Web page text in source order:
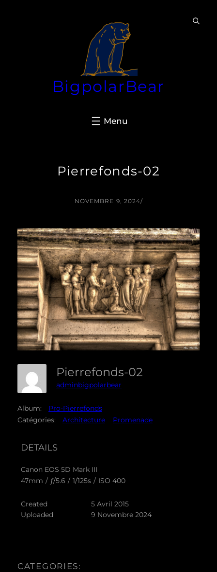
BigpolarBear
Pierrefonds-02
NOVEMBRE 9, 2024/
Pierrefonds-02
adminbigpolarbear
Album:
Pro-Pierrefonds
Catégories:
Architecture Promenade
DETAILS
Canon EOS 5D Mark III
47mm / ƒ/5.6 / 1/125s / ISO 400
Created
5 Avril 2015
Uploaded
9 Novembre 2024
CATEGORIES: